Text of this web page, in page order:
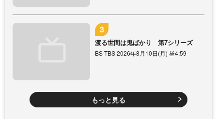
渡る世間は鬼ばかり 第7シリーズ
BS-TBS 2026年8月10日(月) 昼4:59
もっと見る